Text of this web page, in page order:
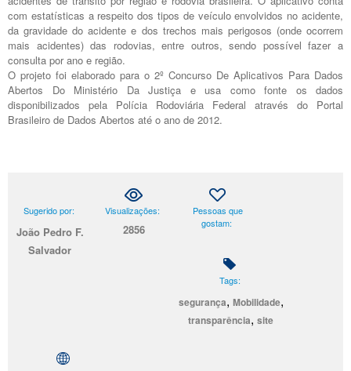
com estatísticas a respeito dos tipos de veículo envolvidos no acidente,
da gravidade do acidente e dos trechos mais perigosos (onde ocorrem
mais acidentes) das rodovias, entre outros, sendo possível fazer a
consulta por ano e região.
O projeto foi elaborado para o 2º Concurso De Aplicativos Para Dados
Abertos Do Ministério Da Justiça e usa como fonte os dados
disponibilizados pela Polícia Rodoviária Federal através do Portal
Brasileiro de Dados Abertos até o ano de 2012.
Sugerido por:
João Pedro F.
Salvador
Visualizações:
2856
Pessoas que
gostam:
Tags:
segurança, Mobilidade,
transparência,site